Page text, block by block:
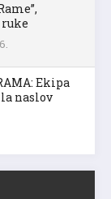
Ekipa
naslov